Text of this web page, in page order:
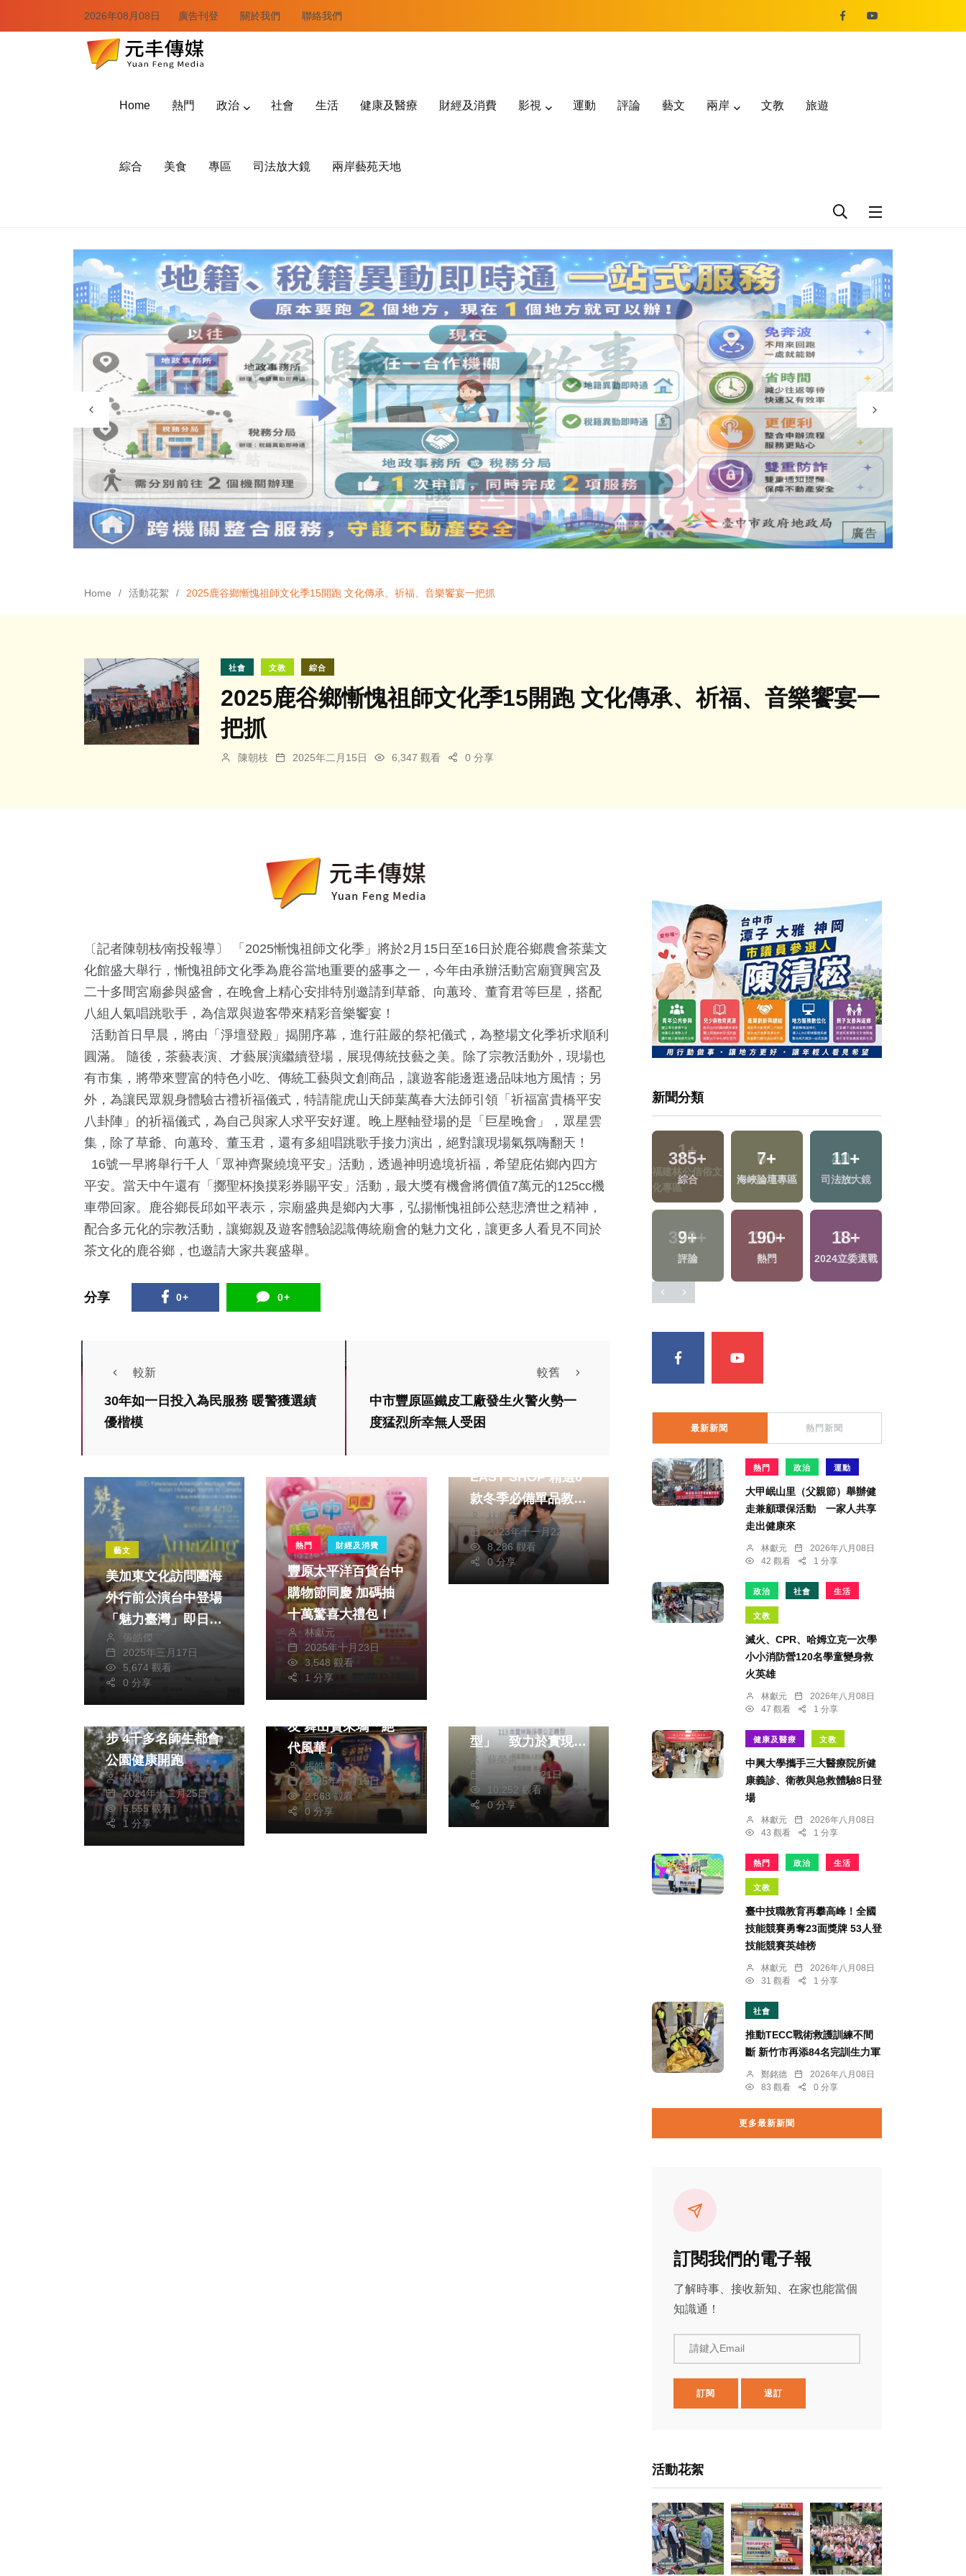
2026年08月08日 廣告刊登 關於我們 聯絡我們
Home 熱門 政治 社會 生活 健康及醫療 財經及消費 影視 運動 評論 藝文 兩岸 文教 旅遊
綜合 美食 專區 司法放大鏡 兩岸藝苑天地
Home 活動花絮 2025鹿谷鄉慚愧祖師文化季15開跑 文化傳承、祈福、音樂饗宴一把抓
社會 文教 綜合
2025鹿谷鄉慚愧祖師文化季15開跑 文化傳承、祈福、音樂饗宴一
把抓
陳朝枝 2025年二月15日 6,347 觀看 0 分享
〔記者陳朝枝∕南投報導〕 「2025慚愧祖師文化季」將於2月15日至16日於鹿谷鄉農會茶葉文
化館盛大舉行，慚愧祖師文化季為鹿谷當地重要的盛事之一，今年由承辦活動宮廟寶興宮及
二十多間宮廟參與盛會，在晚會上精心安排特別邀請到草爺、向蕙玲、董育君等巨星，搭配
八組人氣唱跳歌手，為信眾與遊客帶來精彩音樂饗宴！
活動首日早晨，將由「淨壇登殿」揭開序幕，進行莊嚴的祭祀儀式，為整場文化季祈求順利
圓滿。 隨後，茶藝表演、才藝展演繼續登場，展現傳統技藝之美。除了宗教活動外，現場也
有市集，將帶來豐富的特色小吃、傳統工藝與文創商品，讓遊客能邊逛邊品味地方風情；另
外，為讓民眾親身體驗古禮祈福儀式，特請龍虎山天師葉萬春大法師引領「祈福富貴橋平安
八卦陣」的祈福儀式，為自己與家人求平安好運。晚上壓軸登場的是「巨星晚會」，眾星雲
集，除了草爺、向蕙玲、董玉君，還有多組唱跳歌手接力演出，絕對讓現場氣氛嗨翻天！
16號一早將舉行千人「眾神齊聚繞境平安」活動，透過神明遶境祈福，希望庇佑鄉內四方
平安。當天中午還有「擲聖杯換摸彩券賜平安」活動，最大獎有機會將價值7萬元的125cc機
車帶回家。鹿谷鄉長邱如平表示，宗廟盛典是鄉內大事，弘揚慚愧祖師公慈悲濟世之精神，
配合多元化的宗教活動，讓鄉親及遊客體驗認識傳統廟會的魅力文化，讓更多人看見不同於
茶文化的鹿谷鄉，也邀請大家共襄盛舉。
分享 0+ 0+
較新
30年如一日投入為民服務 暖警獲選績
優楷模
較舊
中市豐原區鐵皮工廠發生火警火勢一
度猛烈所幸無人受困
藝文
美加東文化訪問團海
外行前公演台中登場
「魅力臺灣」即日起
線上免費索票
張皓傑
2025年三月17日
5,674 觀看
0 分享
熱門 財經及消費
豐原太平洋百貨台中
購物節同慶 加碼抽
十萬驚喜大禮包！
林獻元
2025年十月23日
3,548 觀看
1 分享
熱門 健康及醫療
財經及消費
EASY SHOP 精選6
款冬季必備單品教你
穿出高級時髦感
林獻元
2023年十一月22日
8,286 觀看
0 分享
步 4千多名師生都會
公園健康開跑
林獻元
2024年十二月25日
5,555 觀看
1 分享
社會
台中慈濟醫院慈姝病
友 舞出寶來塢「絕
代風華」
張皓傑
2025年十月19日
2,868 觀看
0 分享
型」 致力於實現無
人被遺落的綠色未來
蘇榮泉
2024年八月21日
10,252 觀看
0 分享
新聞分類
+
旅遊
0+
2023金鐘獎
613+
政治
38+
兩岸
140+
藝文
274+
財經及消費
5+
385+
綜合
7+
海峽論壇專區 司法放大鏡
9+ 190+
1+
福建林公信俗文
化專區
0+
兩岸藝苑天地
40+
美食
370+
文教
36+
影視
8+
2024總統大選
最新新聞 熱門新聞
熱門 政治 運動
大甲岷山里（父親節）舉辦健
走兼顧環保活動 一家人共享
走出健康來
林獻元
2026年八月08日
42 觀看
1 分享
政治 社會 生活
文教
滅火、CPR、哈姆立克一次學
小小消防營120名學童變身救
火英雄
林獻元
2026年八月08日
47 觀看
1 分享
健康及醫療 文教
中興大學攜手三大醫療院所健
康義診、衛教與急救體驗8日登
場
林獻元
2026年八月08日
43 觀看
1 分享
熱門 政治 生活
文教
臺中技職教育再攀高峰！全國
技能競賽勇奪23面獎牌 53人登
技能競賽英雄榜
林獻元
2026年八月08日
31 觀看
1 分享
社會
推動TECC戰術救護訓練不間
斷 新竹市再添84名完訓生力軍
鄭銘德
2026年八月08日
83 觀看
0 分享
更多最新新聞
訂閱我們的電子報
了解時事、接收新知、在家也能當個
知識通！
請鍵入Email
訂閱 退訂
活動花絮